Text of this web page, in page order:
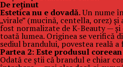
De reținut
Estetica nu e dovadă.Un nume
„virale” (mucină, centella, orez)
fost normalizate de K-Beauty —
toată lumea. Originea se verifică
sediul brandului, povestea reală a
Partea 2: Este produsul
Odată ce știi că brandul e chiar